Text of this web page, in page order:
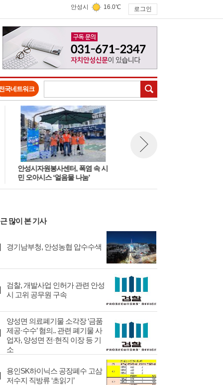
안성시 16.0℃ 로그인
국네트워크
안성시자원봉사센터, 폭염 속 시
민 오아시스 ‘얼음물 나눔’
많이 본 기사
경기남부청, 안성농협 압수수색
검찰, 개발사업 인허가 관련 안성
시 고위 공무원 구속
양성면 의료폐기물 소각장 ‘금품
제공·수수’ 혐의.. 관련 폐기물 사
업자, 양성면 전·현직 이장 등 기
소
용인SK하이닉스 공장폐수 고삼
저수지 직방류 ‘초읽기’